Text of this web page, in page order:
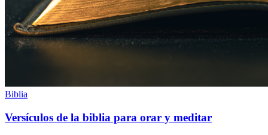
Biblia
Versículos de la biblia para orar y meditar